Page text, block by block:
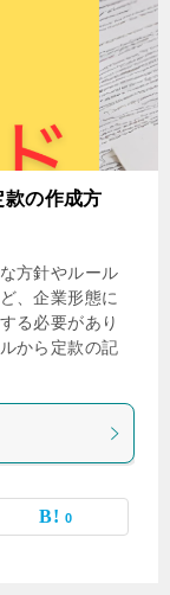
の作成方
方針やルール
、企業形態に
る必要があり
から定款の記
0